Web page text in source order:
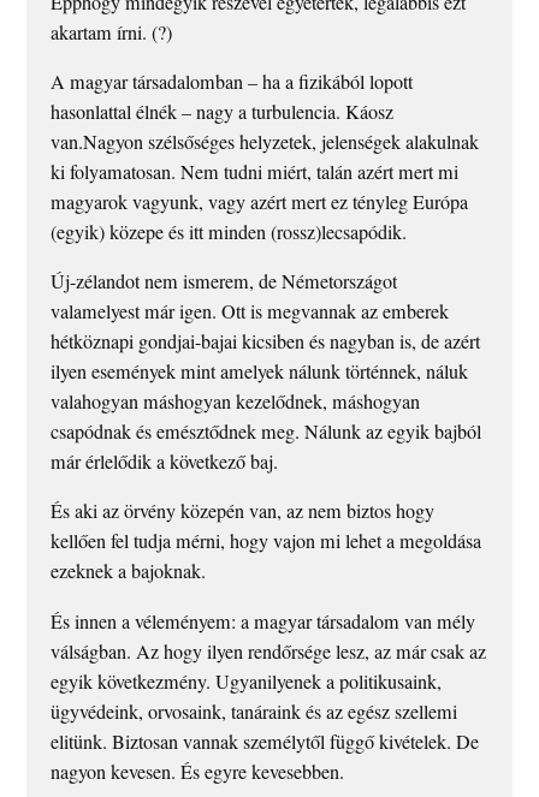
akartam írni. (?)
A magyar társadalomban – ha a fizikából lopott
hasonlattal élnék – nagy a turbulencia. Káosz
van.Nagyon szélsőséges helyzetek, jelenségek alakulnak
ki folyamatosan. Nem tudni miért, talán azért mert mi
magyarok vagyunk, vagy azért mert ez tényleg Európa
(egyik) közepe és itt minden (rossz)lecsapódik.
Új-zélandot nem ismerem, de Németországot
valamelyest már igen. Ott is megvannak az emberek
hétköznapi gondjai-bajai kicsiben és nagyban is, de azért
ilyen események mint amelyek nálunk történnek, náluk
valahogyan máshogyan kezelődnek, máshogyan
csapódnak és emésztődnek meg. Nálunk az egyik bajból
már érlelődik a következő baj.
És aki az örvény közepén van, az nem biztos hogy
kellően fel tudja mérni, hogy vajon mi lehet a megoldása
ezeknek a bajoknak.
És innen a véleményem: a magyar társadalom van mély
válságban. Az hogy ilyen rendőrsége lesz, az már csak az
egyik következmény. Ugyanilyenek a politikusaink,
ügyvédeink, orvosaink, tanáraink és az egész szellemi
elitünk. Biztosan vannak személytől függő kivételek. De
nagyon kevesen. És egyre kevesebben.